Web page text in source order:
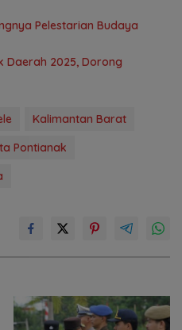
Pelestarian Budaya
Daerah 2025, Dorong
Kalimantan Barat
Pontianak